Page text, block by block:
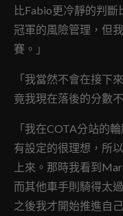
比Fabio更冷靜的判
冠軍的風險管理，但
賽。」
「我當然不會在接下
竟我現在落後的分數
「我在COTA分站的
有設定的很理想，所
上來。那時我看到
而其他車手則騎得太
之後我才開始推進自